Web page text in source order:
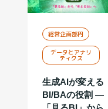
経営企画部門
データとアナリ
ティクス
生成AIが変える
BI/BAの役割 ―